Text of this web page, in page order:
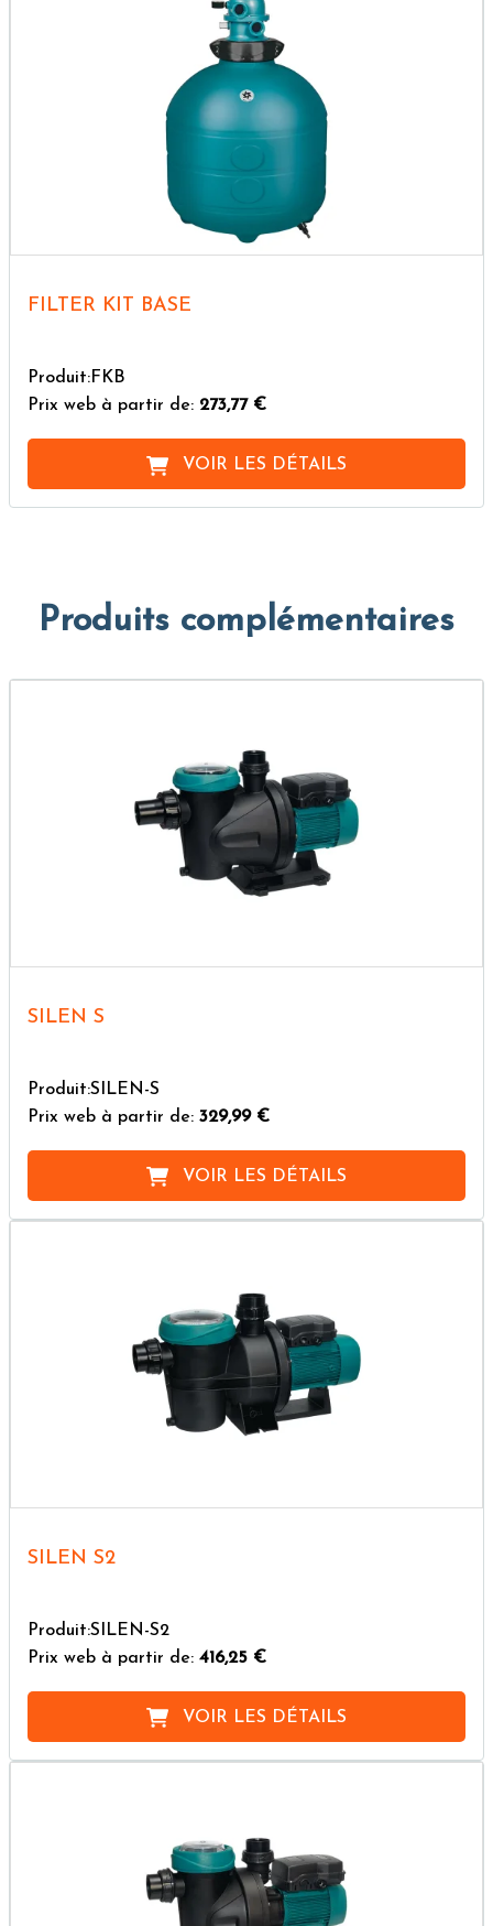
FILTER KIT BASE
Produit:FKB
Prix web à partir de: 273,77 €
VOIR LES DÉTAILS
Produits complémentaires
SILEN S
Produit:SILEN-S
Prix web à partir de: 329,99 €
VOIR LES DÉTAILS
SILEN S2
Produit:SILEN-S2
Prix web à partir de: 416,25 €
VOIR LES DÉTAILS